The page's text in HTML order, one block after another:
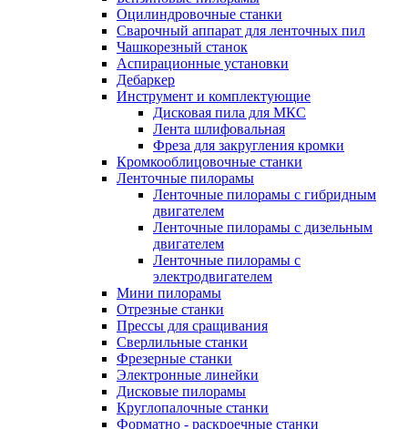
Оцилиндровочные станки
Сварочный аппарат для ленточных пил
Чашкорезный станок
Аспирационные установки
Дебаркер
Инструмент и комплектующие
Дисковая пила для МКС
Лента шлифовальная
Фреза для закругления кромки
Кромкооблицовочные станки
Ленточные пилорамы
Ленточные пилорамы с гибридным
двигателем
Ленточные пилорамы с дизельным
двигателем
Ленточные пилорамы с
электродвигателем
Мини пилорамы
Отрезные станки
Прессы для сращивания
Сверлильные станки
Фрезерные станки
Электронные линейки
Дисковые пилорамы
Круглопалочные станки
Форматно - раскроечные станки